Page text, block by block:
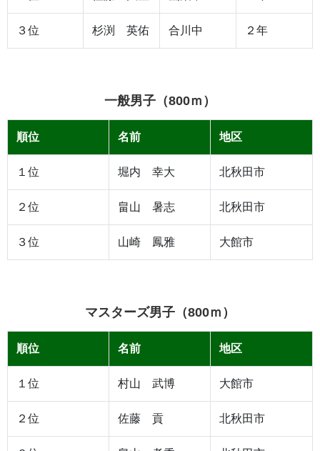
３位 杉渕 英佑 合川中 ２年
一般男子（800ｍ）
順位 名前 地区
１位 堀内 幸大 北秋田市
２位 畠山 暑志 北秋田市
３位 山崎 鳳雅 大館市
マスターズ男子（800ｍ）
順位 名前 地区
１位 村山 武博 大館市
２位 佐藤 貢 北秋田市